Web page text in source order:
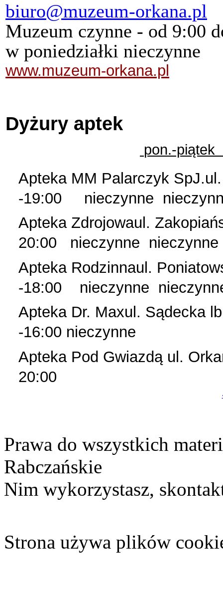
biuro@muzeum-orkana.pl
Muzeum czynne - od 9:00
w poniedziałki nieczynne
www.muzeum-orkana.pl
Dyżury aptek
pon.-
Apteka MM Palarczyk
-19:00 nieczynne
Apteka Zdrojowaul.
20:00
nieczynne nieczynne
Apteka Rodzinnaul.
-18:00
nieczynne
Apteka Dr. Maxul. Sądecka
-16:00 nieczynne
Apteka Pod Gwiazdą
20:00
Prawa do wszystkich
Rabczańskie
Nim wykorzystasz,
Strona używa plików